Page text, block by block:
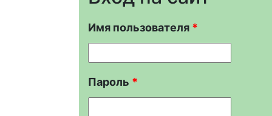
Имя пользователя *
Пароль *